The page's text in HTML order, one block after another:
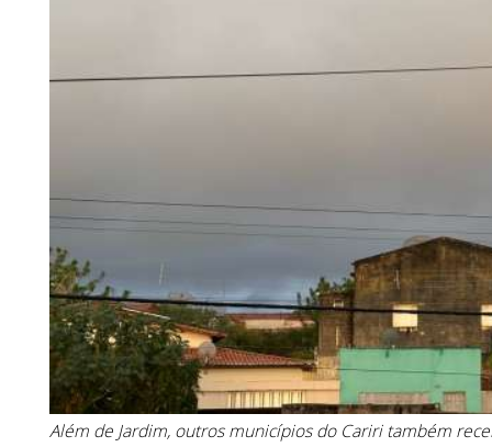
Além de Jardim, outros municípios do Cariri também